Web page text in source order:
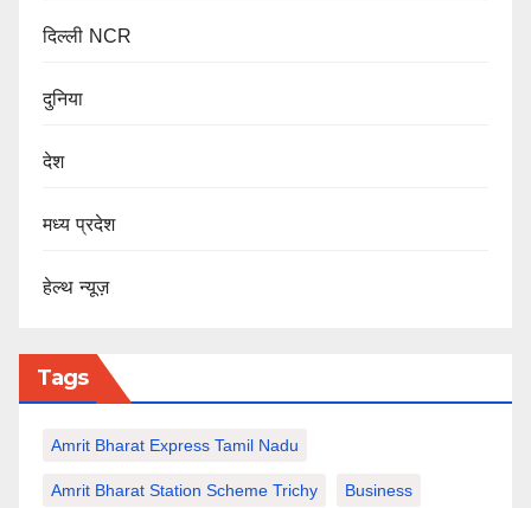
दिल्ली NCR
दुनिया
देश
मध्य प्रदेश
हेल्थ न्यूज़
Tags
Amrit Bharat Express Tamil Nadu
Amrit Bharat Station Scheme Trichy Business